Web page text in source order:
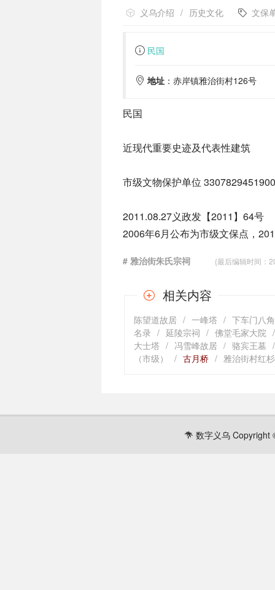
义乌介绍 / 历史文化 文保
民国
地址 ：赤岸镇雅治街村126号
民国
近现代重要史迹及代表性建筑
市级文物保护单位
2011.08.27义政发【2011】64号
2006年6月公布为市级文保点，
# 雅治街朱氏宗祠 {最后编辑时间：
相关内容
陈望道故居 / 一峰塔 / 下车门八
名录 / 延陵宗祠 / 佛堂毛家大院 /
大士塔 / 冯雪峰故居 / 骆宾王墓 /
（市级）
/ 古月桥 / 雅治街村红
数字义乌